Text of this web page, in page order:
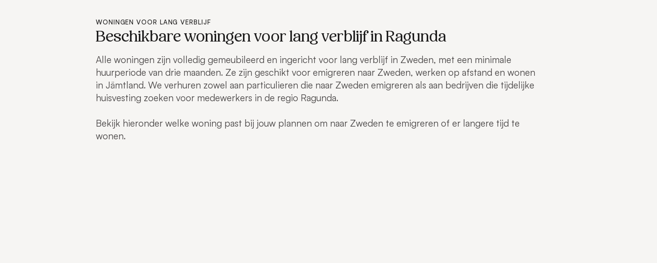
WONINGEN VOOR LANG VERBLIJF
Beschikbare woningen voor lang verblijf in Ragunda
Alle woningen zijn volledig gemeubileerd en ingericht voor lang verblijf in Zweden, met een minimale
huurperiode van drie maanden. Ze zijn geschikt voor emigreren naar Zweden, werken op afstand en wonen
in Jämtland. We verhuren zowel aan particulieren die naar Zweden emigreren als aan bedrijven die tijdelijke
huisvesting zoeken voor medewerkers in de regio Ragunda.
Bekijk hieronder welke woning past bij jouw plannen om naar Zweden te emigreren of er langere tijd te
wonen.